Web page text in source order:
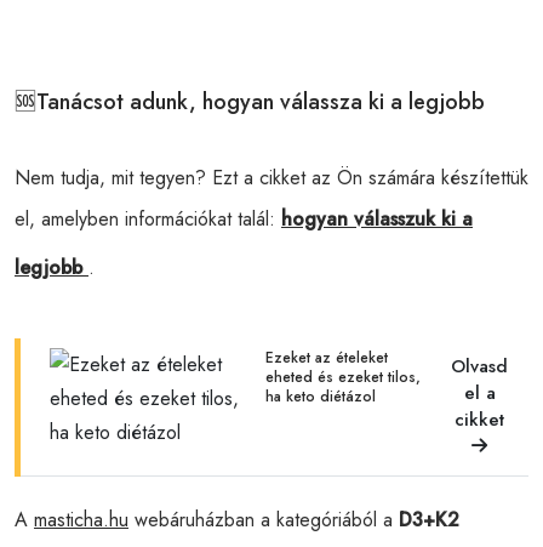
🆘Tanácsot adunk, hogyan válassza ki a legjobb
Nem tudja, mit tegyen? Ezt a cikket az Ön számára készítettük
el, amelyben információkat talál: hogyan válasszuk ki a
legjobb .
Ezeket az ételeket
eheted és ezeket tilos,
ha keto diétázol
Olvasd
el a
A masticha.hu webáruházban a kategóriából a D3+K2